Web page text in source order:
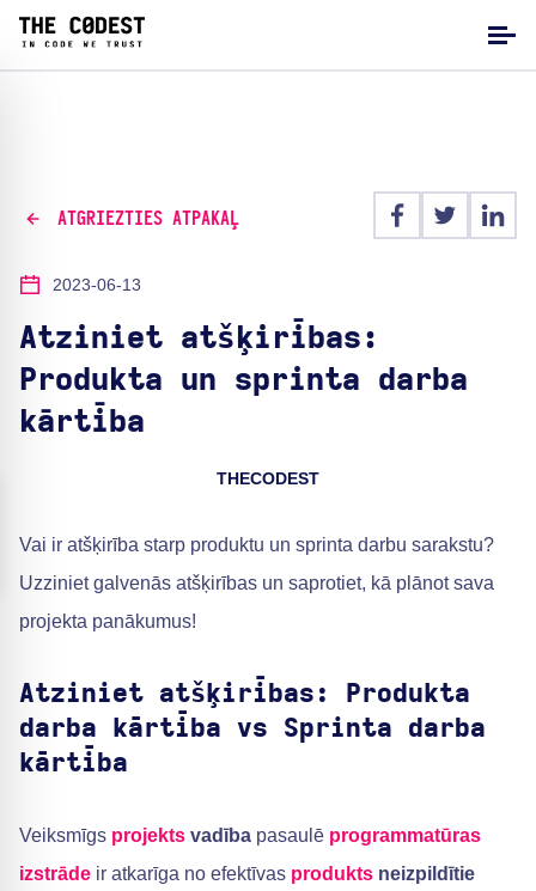
ATGRIEZTIES ATPAKAĻ
2023-06-13
Atziniet atšķirības:
Produkta un sprinta darba
kārtība
THECODEST
Vai ir atšķirība starp produktu un sprinta darbu sarakstu?
Uzziniet galvenās atšķirības un saprotiet, kā plānot sava
projekta panākumus!
Atziniet atšķirības: Produkta
darba kārtība vs Sprinta darba
kārtība
Veiksmīgs projekts vadība pasaulē programmatūras
izstrāde ir atkarīga no efektīvas produkts neizpildītie